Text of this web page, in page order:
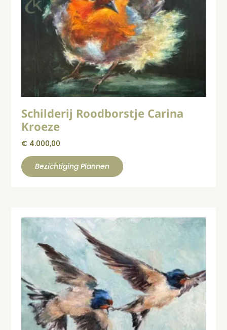
Schilderij Roodborstje Carina
Kroeze
€ 4.000,00
Bezichtiging Plannen